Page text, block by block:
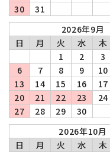
30
31
2026年9月
日
月 火 水 木
1
2 3
6
7 8 9 10
13
14 15 16 17
20
21 22 23 24
27
28 29
30
2026年10月
日
月 火 水 木